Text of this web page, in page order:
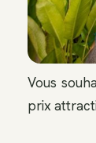
Vous
prix